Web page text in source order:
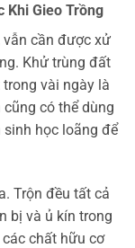
Khi Gieo Trồng
cần được xử
Khử trùng đất
vài ngày là
có thể dùng
học loãng để
Trộn đều tất cả
bị và ủ kín trong
chất hữu cơ